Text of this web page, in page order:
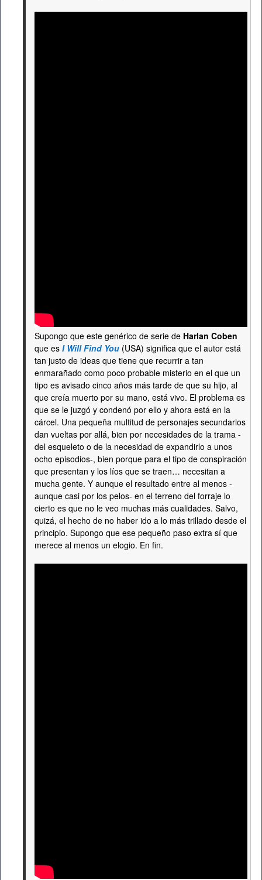
Supongo que este genérico de serie de Harlan Coben
que es I Will Find You (USA) significa que el autor está
tan justo de ideas que tiene que recurrir a tan
enmarañado como poco probable misterio en el que un
tipo es avisado cinco años más tarde de que su hijo, al
que creía muerto por su mano, está vivo. El problema es
que se le juzgó y condenó por ello y ahora está en la
cárcel. Una pequeña multitud de personajes secundarios
dan vueltas por allá, bien por necesidades de la trama -
del esqueleto o de la necesidad de expandirlo a unos
ocho episodios-, bien porque para el tipo de conspiración
que presentan y los líos que se traen… necesitan a
mucha gente. Y aunque el resultado entre al menos -
aunque casi por los pelos- en el terreno del forraje lo
cierto es que no le veo muchas más cualidades. Salvo,
quizá, el hecho de no haber ido a lo más trillado desde el
principio. Supongo que ese pequeño paso extra sí que
merece al menos un elogio. En fin.